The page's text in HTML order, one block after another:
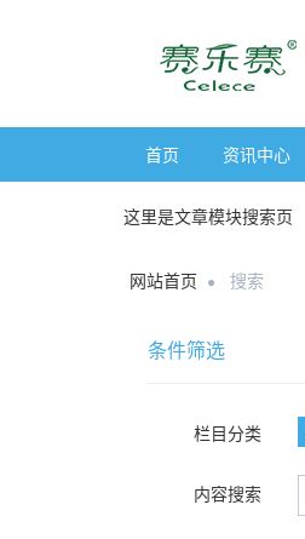
首页 资讯中心
这里是文章模块搜索页
网站首页 搜索
条件筛选
栏目分类
内容搜索